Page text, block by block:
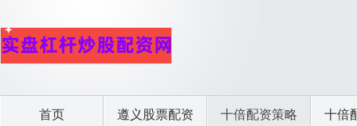
首页 遵义股票配资 十倍配资策略 十倍